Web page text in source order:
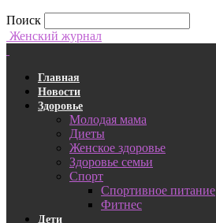
Поиск
Женский журнал
Главная
Новости
Здоровье
Молодая мама
Диеты
Женское здоровье
Здоровье семьи
Спорт
Спортивное питание
Фитнес
Дети